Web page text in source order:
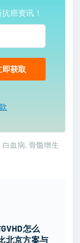
癌资讯！
白血病 骨髓增生
怎么
北京方案与